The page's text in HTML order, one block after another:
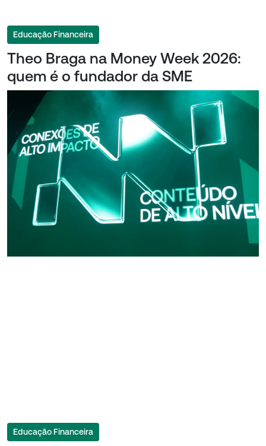
Educação Financeira
Theo Braga na Money Week 2026:
quem é o fundador da SME
Educação Financeira